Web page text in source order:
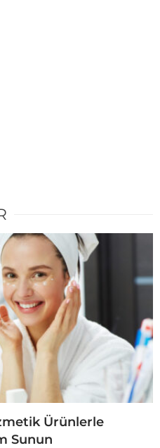
Ürünlerle
Sunun